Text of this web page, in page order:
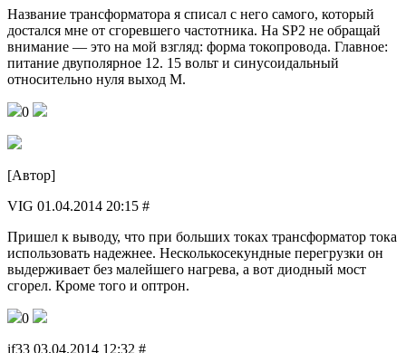
Название трансформатора я списал с него самого, который
достался мне от сгоревшего частотника. На SP2 не обращай
внимание — это на мой взгляд: форма токопровода. Главное:
питание двуполярное 12. 15 вольт и синусоидальный
относительно нуля выход М.
0
[Автор]
VIG 01.04.2014 20:15 #
Пришел к выводу, что при больших токах трансформатор тока
использовать надежнее. Несколькосекундные перегрузки он
выдерживает без малейшего нагрева, а вот диодный мост
сгорел. Кроме того и оптрон.
0
if33 03.04.2014 12:32 #